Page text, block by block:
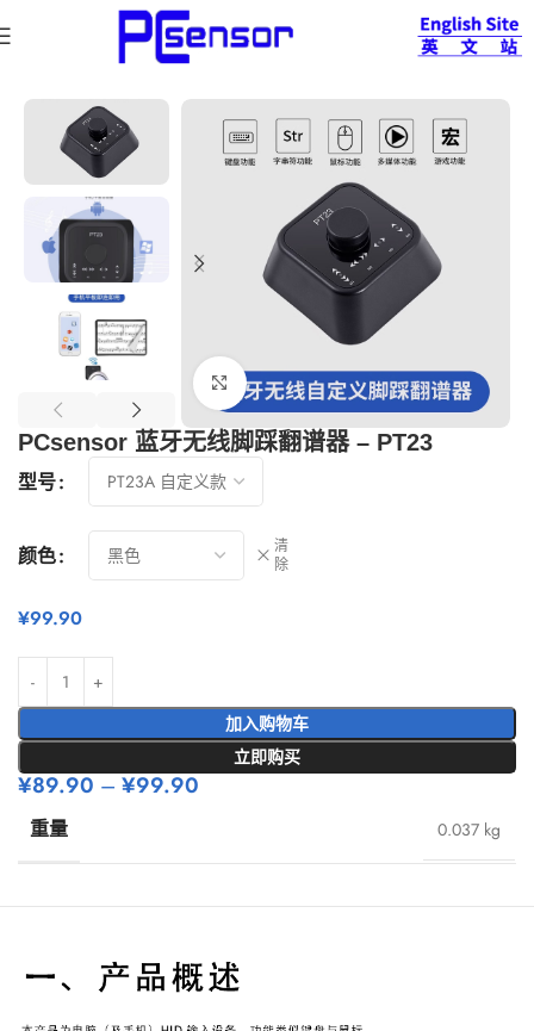
电脑蓝牙脚踏开关系列
查看大图
PCsensor 蓝牙无线脚踩翻谱器 – PT23
型号
颜色
清
除
¥99.90
加入购物车
立即购买
¥89.90 – ¥99.90
重量 0.037 kg